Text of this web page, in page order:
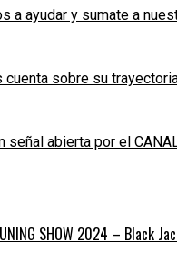
a ayudar y sumate a
cuenta sobre su
abierta por el
SHOW 2024 – Black